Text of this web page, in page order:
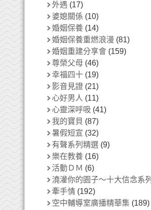
外遇 (17)
婆媳關係 (10)
婚姻保養 (14)
婚姻保養重燃浪漫 (81)
婚姻重建分享會 (159)
尊榮父母 (46)
幸福四十 (19)
影音見證 (21)
心好男人 (11)
心靈深呼吸 (41)
我的寶貝 (87)
暑假短宣 (32)
有聲系列精選 (9)
樂在教養 (16)
活動ＤＭ (6)
澆灌你的園子～十大信念系列
牽手情 (192)
空中輔導室廣播精華集 (189)